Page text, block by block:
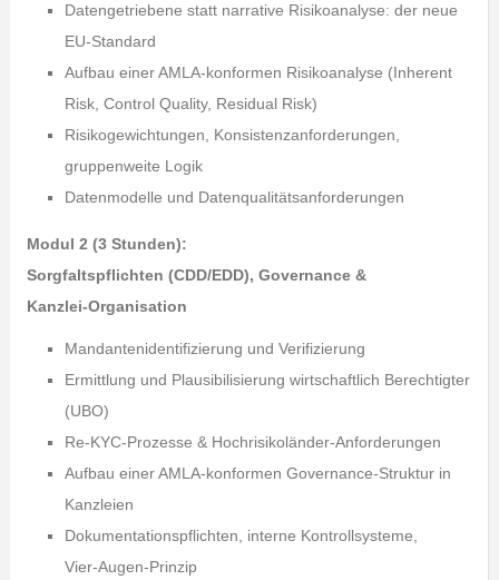
Datengetriebene statt narrative Risikoanalyse: der neue
EU‑Standard
Aufbau einer AMLA‑konformen Risikoanalyse (Inherent
Risk, Control Quality, Residual Risk)
Risikogewichtungen, Konsistenzanforderungen,
gruppenweite Logik
Datenmodelle und Datenqualitätsanforderungen
Modul 2 (3 Stunden):
Sorgfaltspflichten (CDD/EDD), Governance &
Kanzlei‑Organisation
Mandantenidentifizierung und Verifizierung
Ermittlung und Plausibilisierung wirtschaftlich Berechtigter
(UBO)
Re‑KYC‑Prozesse & Hochrisikoländer‑Anforderungen
Aufbau einer AMLA‑konformen Governance‑Struktur in
Kanzleien
Dokumentationspflichten, interne Kontrollsysteme,
Vier‑Augen‑Prinzip